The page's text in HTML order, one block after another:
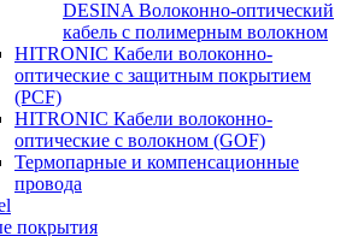
DESINA Волоконно-оптический
кабель с полимерным волокном
HITRONIC Кабели волоконно-
оптические с защитным покрытием
(PCF)
HITRONIC Кабели волоконно-
оптические с волокном (GOF)
Термопарные и компенсационные
провода
покрытия